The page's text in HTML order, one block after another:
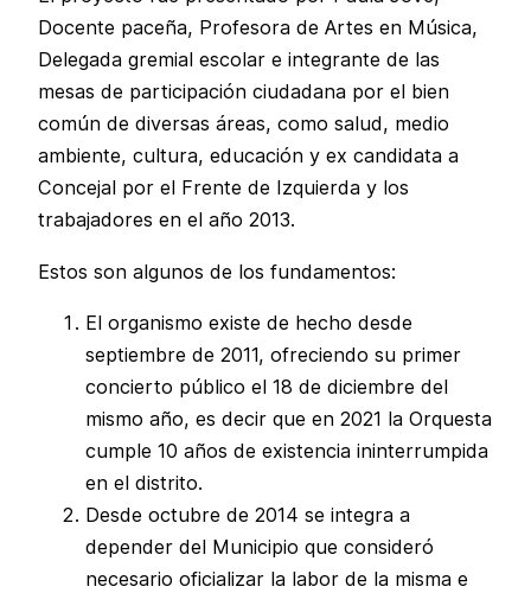
Docente paceña, Profesora de Artes en Música,
Delegada gremial escolar e integrante de las
mesas de participación ciudadana por el bien
común de diversas áreas, como salud, medio
ambiente, cultura, educación y ex candidata a
Concejal por el Frente de Izquierda y los
trabajadores en el año 2013.
Estos son algunos de los fundamentos:
El organismo existe de hecho desde
septiembre de 2011, ofreciendo su primer
concierto público el 18 de diciembre del
mismo año, es decir que en 2021 la Orquesta
cumple 10 años de existencia ininterrumpida
en el distrito.
Desde octubre de 2014 se integra a
depender del Municipio que consideró
necesario oficializar la labor de la misma e